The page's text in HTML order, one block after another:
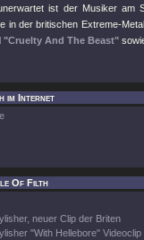
ist der Musiker am
in der britischen Extreme-
"Cruelty And The Beast"
im Internet
Of Filth
neuer Clip der Briten
"With Hellebore" Videoclip